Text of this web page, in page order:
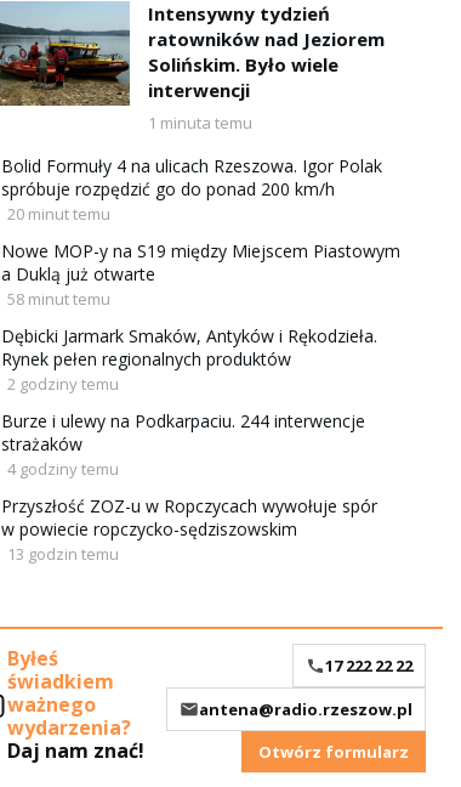
Intensywny tydzień
ratowników nad Jeziorem
Solińskim. Było wiele
interwencji
1 minuta temu
Bolid Formuły 4 na ulicach Rzeszowa. Igor Polak
spróbuje rozpędzić go do ponad 200 km/h
20 minut temu
Nowe MOP-y na S19 między Miejscem Piastowym
a Duklą już otwarte
58 minut temu
Dębicki Jarmark Smaków, Antyków i Rękodzieła.
Rynek pełen regionalnych produktów
2 godziny temu
Burze i ulewy na Podkarpaciu. 244 interwencje
strażaków
4 godziny temu
Przyszłość ZOZ-u w Ropczycach wywołuje spór
w powiecie ropczycko-sędziszowskim
13 godzin temu
Byłeś
świadkiem
ważnego
wydarzenia?
Daj nam znać!
17 222 22 22
antena@radio.rzeszow.pl
Otwórz formularz